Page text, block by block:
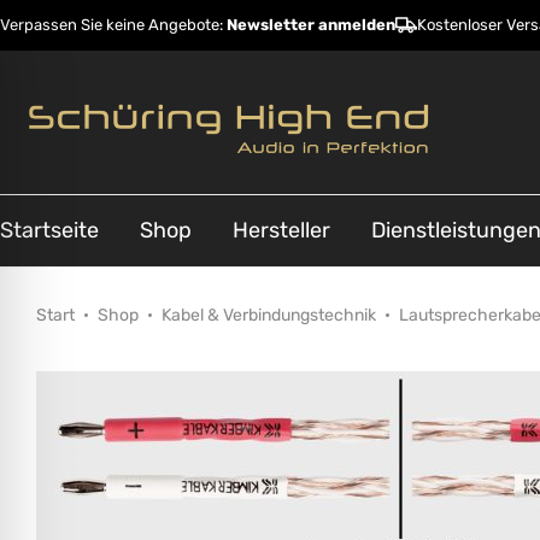
Verpassen Sie keine Angebote: Newsletter anmelden Kostenloser
Startseite Shop Hersteller Dienstleistungen
Start Shop Kabel & Verbindungstechnik